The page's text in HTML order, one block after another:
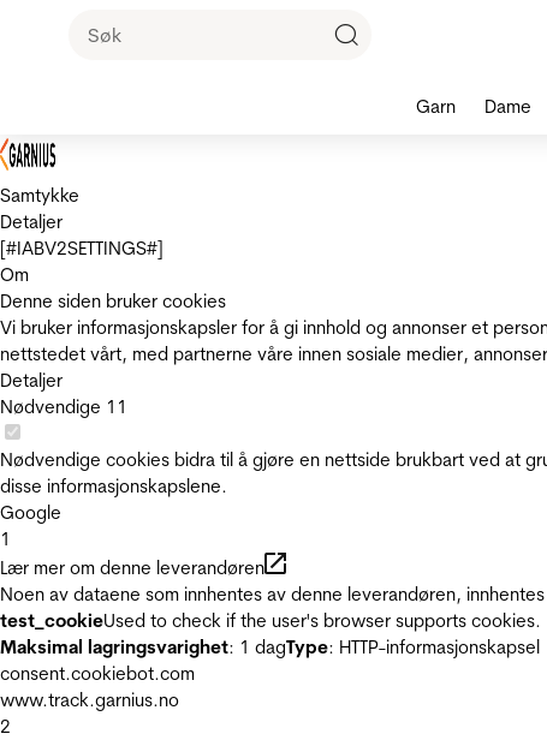
Samtykke
Detaljer
[#IABV2SETTINGS#]
Om
Denne siden bruker cookies
Vi bruker informasjonskapsler for å gi innhold og annonser et
nettstedet vårt, med partnerne våre innen sosiale medier,
Detaljer
Nødvendige 11
Nødvendige cookies bidra til å gjøre en nettside brukbart ved at
disse informasjonskapslene.
Google
1
Lær mer om denne leverandøren
Noen av dataene som innhentes av denne leverandøren,
test_cookieUsed to check if the user's browser supports cookies.
Maksimal lagringsvarighet: 1 dagType: HTTP-informasjonskapsel
consent.cookiebot.com
www.track.garnius.no
2
Garn Dame